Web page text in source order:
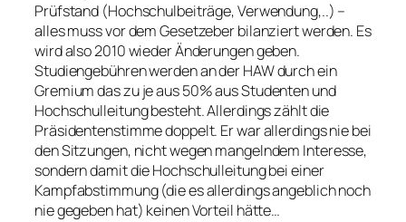
Prüfstand (Hochschulbeiträge, Verwendung,..) –
alles muss vor dem Gesetzeber bilanziert werden. Es
wird also 2010 wieder Änderungen geben.
Studiengebühren werden an der HAW durch ein
Gremium das zu je aus 50% aus Studenten und
Hochschulleitung besteht. Allerdings zählt die
Präsidentenstimme doppelt. Er war allerdings nie bei
den Sitzungen, nicht wegen mangelndem Interesse,
sondern damit die Hochschulleitung bei einer
Kampfabstimmung (die es allerdings angeblich noch
nie gegeben hat) keinen Vorteil hätte…